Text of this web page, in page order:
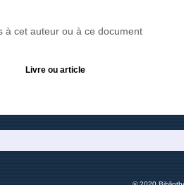
à cet auteur ou à ce document
Livre ou article